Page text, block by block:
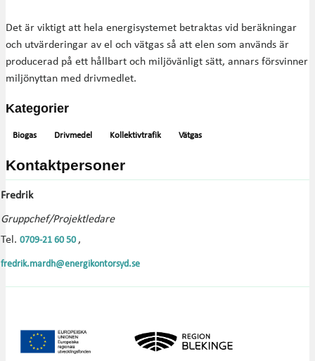
Det är viktigt att hela energisystemet betraktas vid beräkningar
och utvärderingar av el och vätgas så att elen som används är
producerad på ett hållbart och miljövänligt sätt, annars försvinner
miljönyttan med drivmedlet.
Kategorier
Biogas Drivmedel Kollektivtrafik Vätgas
Kontaktpersoner
Fredrik
Gruppchef/Projektledare
Tel. 0709-21 60 50 ,
fredrik.mardh@energikontorsyd.se